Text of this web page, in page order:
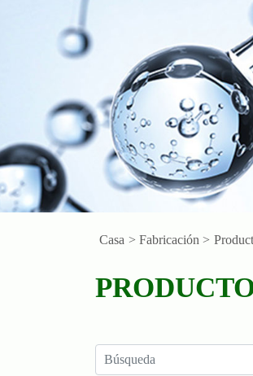
Casa > Fabricación >